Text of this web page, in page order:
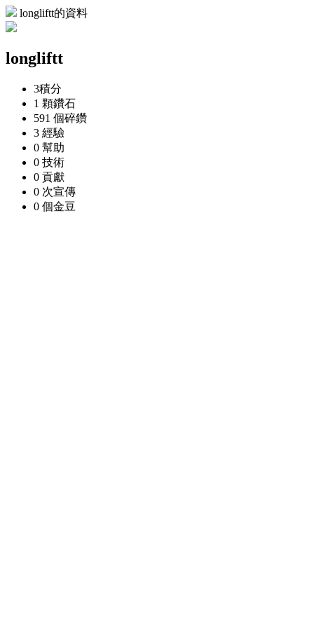
longliftt的資料
longliftt
3積分
1 顆鑽石
591 個碎鑽
3 經驗
0 幫助
0 技術
0 貢獻
0 次宣傳
0 個金豆